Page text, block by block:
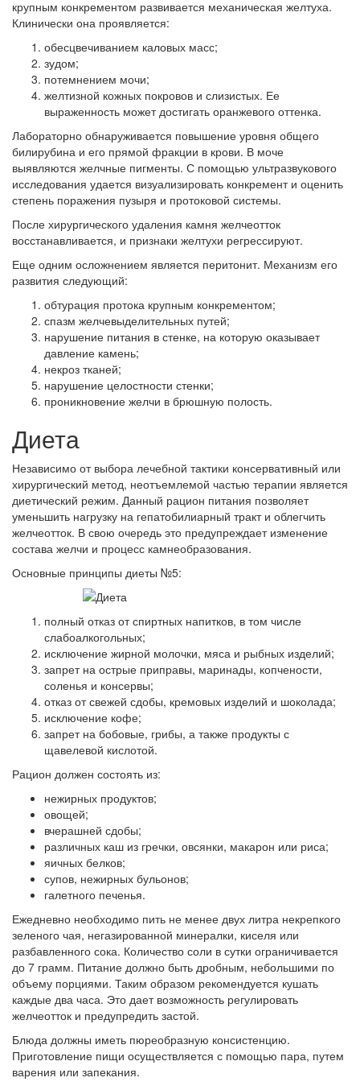
крупным конкрементом развивается механическая желтуха.
Клинически она проявляется:
обесцвечиванием каловых масс;
зудом;
потемнением мочи;
желтизной кожных покровов и слизистых. Ее
выраженность может достигать оранжевого оттенка.
Лабораторно обнаруживается повышение уровня общего
билирубина и его прямой фракции в крови. В моче
выявляются желчные пигменты. С помощью ультразвукового
исследования удается визуализировать конкремент и оценить
степень поражения пузыря и протоковой системы.
После хирургического удаления камня желчеотток
восстанавливается, и признаки желтухи регрессируют.
Еще одним осложнением является перитонит. Механизм его
развития следующий:
обтурация протока крупным конкрементом;
спазм желчевыделительных путей;
нарушение питания в стенке, на которую оказывает
давление камень;
некроз тканей;
нарушение целостности стенки;
проникновение желчи в брюшную полость.
Диета
Независимо от выбора лечебной тактики консервативный или
хирургический метод, неотъемлемой частью терапии является
диетический режим. Данный рацион питания позволяет
уменьшить нагрузку на гепатобилиарный тракт и облегчить
желчеотток. В свою очередь это предупреждает изменение
состава желчи и процесс камнеобразования.
Основные принципы диеты №5:
полный отказ от спиртных напитков, в том числе
слабоалкогольных;
исключение жирной молочки, мяса и рыбных изделий;
запрет на острые приправы, маринады, копчености,
соленья и консервы;
отказ от свежей сдобы, кремовых изделий и шоколада;
исключение кофе;
запрет на бобовые, грибы, а также продукты с
щавелевой кислотой.
Рацион должен состоять из:
нежирных продуктов;
овощей;
вчерашней сдобы;
различных каш из гречки, овсянки, макарон или риса;
яичных белков;
супов, нежирных бульонов;
галетного печенья.
Ежедневно необходимо пить не менее двух литра некрепкого
зеленого чая, негазированной минералки, киселя или
разбавленного сока. Количество соли в сутки ограничивается
до 7 грамм. Питание должно быть дробным, небольшими по
объему порциями. Таким образом рекомендуется кушать
каждые два часа. Это дает возможность регулировать
желчеотток и предупредить застой.
Блюда должны иметь пюреобразную консистенцию.
Приготовление пищи осуществляется с помощью пара, путем
варения или запекания.